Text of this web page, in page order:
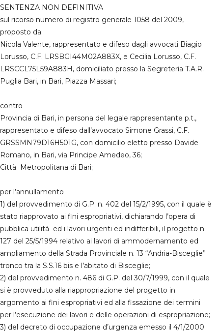
SENTENZA NON DEFINITIVA
sul ricorso numero di registro generale 1058 del 2009,
proposto da:
Nicola Valente, rappresentato e difeso dagli avvocati Biagio
Lorusso, C.F. LRSBGI44M02A883X, e Cecilia Lorusso, C.F.
LRSCCL75L59A883H, domiciliato presso la Segreteria T.A.R.
Puglia Bari, in Bari, Piazza Massari;
contro
Provincia di Bari, in persona del legale rappresentante p.t.,
rappresentato e difeso dall’avvocato Simone Grassi, C.F.
GRSSMN79D16H501G, con domicilio eletto presso Davide
Romano, in Bari, via Principe Amedeo, 36;
Città Metropolitana di Bari;
per l’annullamento
1) del provvedimento di G.P. n. 402 del 15/2/1995, con il quale è
stato riapprovato ai fini espropriativi, dichiarando l’opera di
pubblica utilità ed i lavori urgenti ed indifferibili, il progetto n.
127 del 25/5/1994 relativo ai lavori di ammodernamento ed
ampliamento della Strada Provinciale n. 13 “Andria-Bisceglie”
tronco tra la S.S.16 bis e l’abitato di Bisceglie;
2) del provvedimento n. 486 di G.P. del 30/7/1999, con il quale
si è provveduto alla riappropriazione del progetto in
argomento ai fini espropriativi ed alla fissazione dei termini
per l’esecuzione dei lavori e delle operazioni di espropriazione;
3) del decreto di occupazione d’urgenza emesso il 4/1/2000